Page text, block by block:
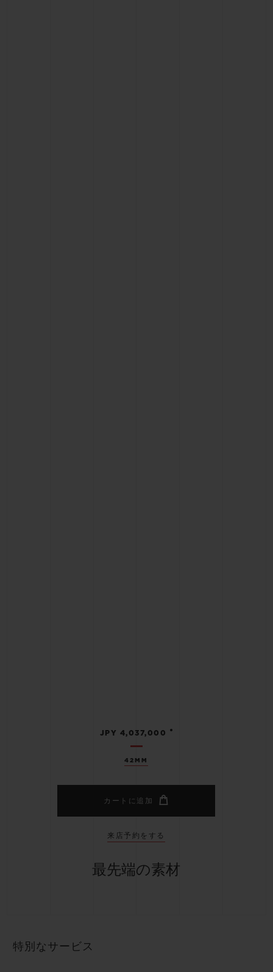
42MM
JPY 4,037,000 •
カートに追加
来店予約をする
最先端の素材
特別なサービス